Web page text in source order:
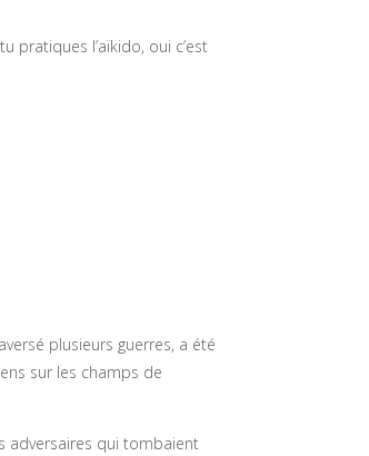
pratiques l’aïkido, oui c’est
plusieurs guerres, a été
sur les champs de
adversaires qui tombaient